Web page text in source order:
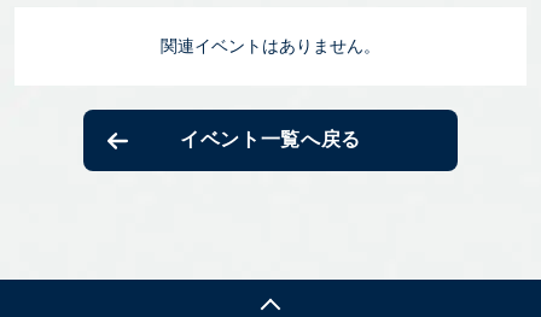
関連イベントはありません。
イベント一覧へ戻る